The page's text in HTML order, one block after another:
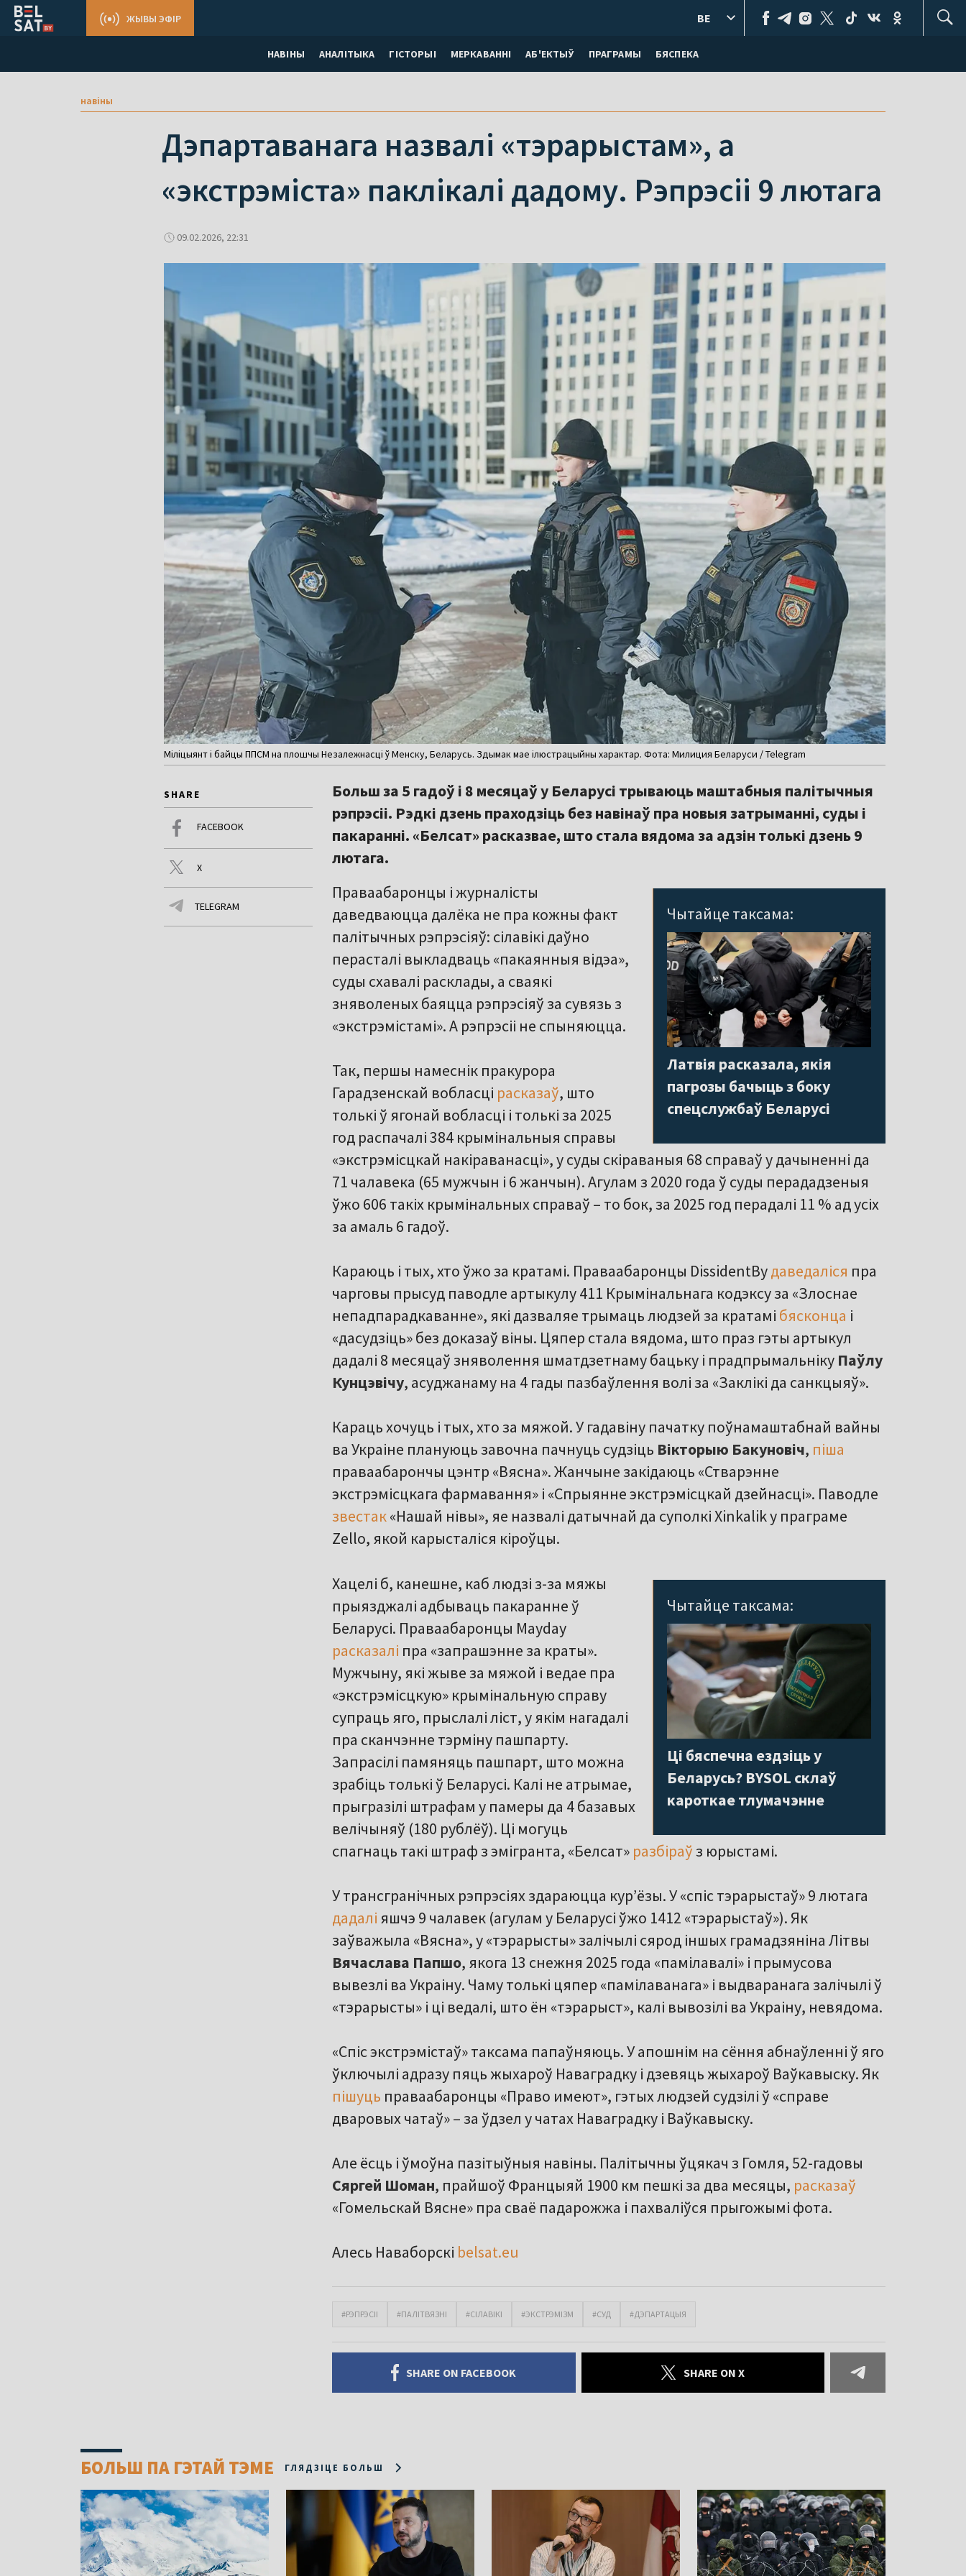
НАВІНЫ АНАЛІТЫКА ГІСТОРЫІ МЕРКАВАННI АБ'ЕКТЫЎ ПРАГРАМЫ БЯСПЕКА
ЖЫВЫ ЭФІР BE
навіны
Дэпартаванага назвалі «тэрарыстам», а
«экстрэміста» паклікалі дадому. Рэпрэсіі 9 лютага
09.02.2026, 22:31
Міліцыянт і байцы ППСМ на плошчы Незалежнасці ў Менску, Беларусь. Здымак мае ілюстрацыйны характар. Фота: Милиция Беларуси / Telegram
SHARE
FACEBOOK
X
TELEGRAM
Больш за 5 гадоў і 8 месяцаў у Беларусі трываюць маштабныя палітычныя
рэпрэсіі. Рэдкі дзень праходзіць без навінаў пра новыя затрыманні, суды і
пакаранні. «Белсат» расказвае, што стала вядома за адзін толькі дзень 9
лютага.
Чытайце таксама:
Латвія расказала, якія
пагрозы бачыць з боку
спецслужбаў Беларусі
Праваабаронцы і журналісты
даведваюцца далёка не пра кожны факт
палітычных рэпрэсіяў: сілавікі даўно
перасталі выкладваць «пакаянныя відэа»,
суды схавалі расклады, а сваякі
зняволеных баяцца рэпрэсіяў за сувязь з
«экстрэмістамі». А рэпрэсіі не спыняюцца.
Так, першы намеснік пракурора
Гарадзенскай вобласці расказаў, што
толькі ў ягонай вобласці і толькі за 2025
год распачалі 384 крымінальныя справы
«экстрэмісцкай накіраванасці», у суды скіраваныя 68 справаў у дачыненні да
71 чалавека (65 мужчын і 6 жанчын). Агулам з 2020 года ў суды перададзеныя
ўжо 606 такіх крымінальных справаў – то бок, за 2025 год перадалі 11 % ад усіх
за амаль 6 гадоў.
Караюць і тых, хто ўжо за кратамі. Праваабаронцы DissidentByдаведаліся пра
чарговы прысуд паводле артыкулу 411 Крымінальнага кодэксу за «Злоснае
непадпарадкаванне», які дазваляе трымаць людзей за кратамі бясконца і
«дасудзіць» без доказаў віны. Цяпер стала вядома, што праз гэты артыкул
дадалі 8 месяцаў зняволення шматдзетнаму бацьку і прадпрымальніку Паўлу
Кунцэвічу, асуджанаму на 4 гады пазбаўлення волі за «Заклікі да санкцыяў».
Караць хочуць і тых, хто за мяжой. У гадавіну пачатку поўнамаштабнай вайны
ва Украіне плануюць завочна пачнуць судзіць Вікторыю Бакуновіч, піша
праваабарончы цэнтр «Вясна». Жанчыне закідаюць «Стварэнне
экстрэмісцкага фармавання» і «Спрыянне экстрэмісцкай дзейнасці». Паводле
звестак«Нашай нівы», яе назвалі датычнай да суполкі Xinkalik у праграме
Zello, якой карысталіся кіроўцы.
Чытайце таксама:
Ці бяспечна ездзіць у
Беларусь? BYSOL склаў
кароткае тлумачэнне
Хацелі б, канешне, каб людзі з-за мяжы
прыязджалі адбываць пакаранне ў
Беларусі. Праваабаронцы Mayday
расказалі пра «запрашэнне за краты».
Мужчыну, які жыве за мяжой і ведае пра
«экстрэмісцкую» крымінальную справу
супраць яго, прыслалі ліст, у якім нагадалі
пра сканчэнне тэрміну пашпарту.
Запрасілі памяняць пашпарт, што можна
зрабіць толькі ў Беларусі. Калі не атрымае,
прыгразілі штрафам у памеры да 4 базавых
велічыняў (180 рублёў). Ці могуць
спагнаць такі штраф з эмігранта, «Белсат» разбіраўз юрыстамі.
У трансгранічных рэпрэсіях здараюцца кур’ёзы. У «спіс тэрарыстаў» 9 лютага
дадалі яшчэ 9 чалавек (агулам у Беларусі ўжо 1412 «тэрарыстаў»). Як
заўважыла «Вясна», у «тэрарысты» залічылі сярод іншых грамадзяніна Літвы
Вячаслава Папшо, якога 13 снежня 2025 года «памілавалі» і прымусова
вывезлі ва Украіну. Чаму толькі цяпер «памілаванага» і выдваранага залічылі ў
«тэрарысты» і ці ведалі, што ён «тэрарыст», калі вывозілі ва Украіну, невядома.
«Спіс экстрэмістаў» таксама папаўняюць. У апошнім на сёння абнаўленні ў яго
ўключылі адразу пяць жыхароў Наваградку і дзевяць жыхароў Ваўкавыску. Як
пішуць праваабаронцы «Право имеют», гэтых людзей судзілі ў «справе
дваровых чатаў» – за ўдзел у чатах Наваградку і Ваўкавыску.
Але ёсць і ўмоўна пазітыўныя навіны. Палітычны ўцякач з Гомля, 52-гадовы
Сяргей Шоман, прайшоў Францыяй 1900 км пешкі за два месяцы, расказаў
«Гомельскай Вясне» пра сваё падарожжа і пахваліўся прыгожымі фота.
Алесь Наваборскі belsat.eu
#РЭПРЭСІІ #ПАЛІТВЯЗНІ #СІЛАВІКІ #ЭКСТРЭМІЗМ #СУД #ДЭПАРТАЦЫЯ
SHARE ON FACEBOOK SHARE ON X
БОЛЬШ ПА ГЭТАЙ ТЭМЕ ГЛЯДЗІЦЕ БОЛЬШ